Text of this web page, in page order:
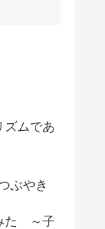
ズムであ
ぶやき
た ～子